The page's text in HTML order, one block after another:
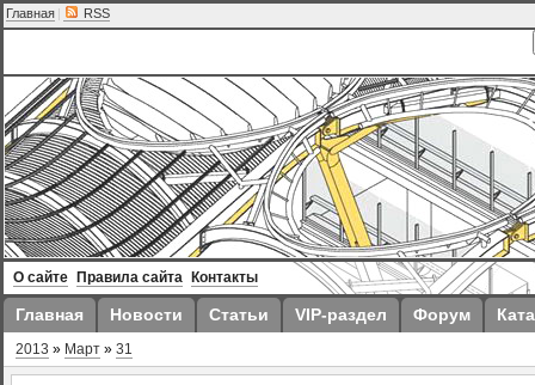
Главная | RSS
О сайте Правила сайта Контакты
Главная Новости Статьи VIP-раздел Форум
2013 » Март » 31